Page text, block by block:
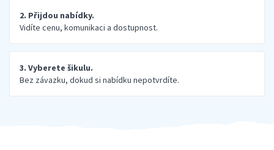
2. Přijdou nabídky.
Vidíte cenu, komunikaci a dostupnost.
3. Vyberete šikulu.
Bez závazku, dokud si nabídku nepotvrdíte.